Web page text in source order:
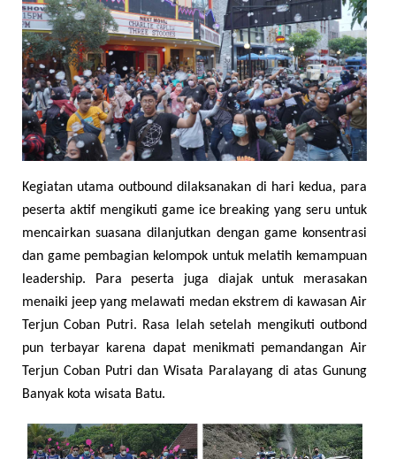
Kegiatan utama outbound dilaksanakan di hari kedua, para
peserta aktif mengikuti game ice breaking yang seru untuk
mencairkan suasana dilanjutkan dengan game konsentrasi
dan game pembagian kelompok untuk melatih kemampuan
leadership. Para peserta juga diajak untuk merasakan
menaiki jeep yang melawati medan ekstrem di kawasan Air
Terjun Coban Putri. Rasa lelah setelah mengikuti outbond
pun terbayar karena dapat menikmati pemandangan Air
Terjun Coban Putri dan Wisata Paralayang di atas Gunung
Banyak kota wisata Batu.